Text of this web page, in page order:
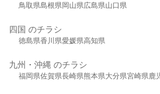
鳥取県島根県岡山県広島県山口県
四国 のチラシ
徳島県香川県愛媛県高知県
九州・沖縄 のチラシ
福岡県佐賀県長崎県熊本県大分県宮崎県鹿